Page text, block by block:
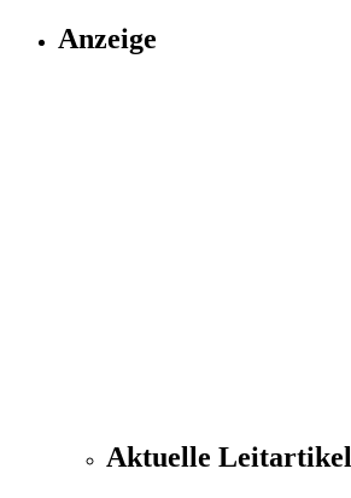
Anzeige
Aktuelle Leitartikel